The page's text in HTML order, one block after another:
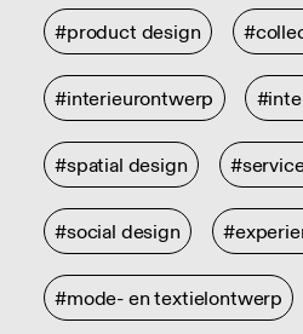
#product design
#interieurontwerp
#spatial design
#social design
#mode- en textielontwerp